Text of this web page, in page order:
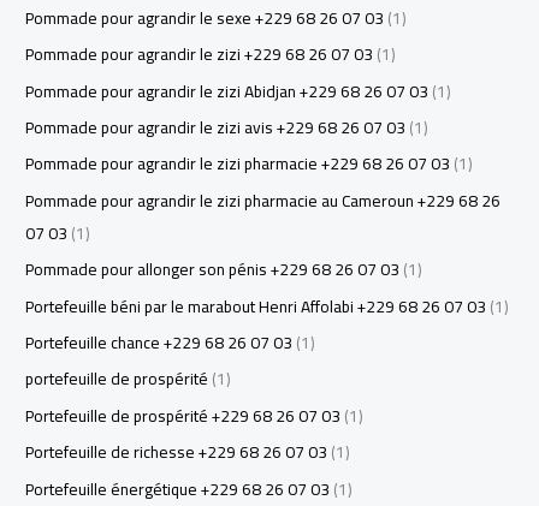
Pommade pour agrandir le sexe +229 68 26 07 03(1)
Pommade pour agrandir le zizi +229 68 26 07 03(1)
Pommade pour agrandir le zizi Abidjan +229 68 26 07 03(1)
Pommade pour agrandir le zizi avis +229 68 26 07 03(1)
Pommade pour agrandir le zizi pharmacie +229 68 26 07 03(1)
Pommade pour agrandir le zizi pharmacie au Cameroun +229 68 26
07 03(1)
Pommade pour allonger son pénis +229 68 26 07 03(1)
Portefeuille béni par le marabout Henri Affolabi +229 68 26 07 03(1)
Portefeuille chance +229 68 26 07 03(1)
portefeuille de prospérité(1)
Portefeuille de prospérité +229 68 26 07 03(1)
Portefeuille de richesse +229 68 26 07 03(1)
Portefeuille énergétique +229 68 26 07 03(1)